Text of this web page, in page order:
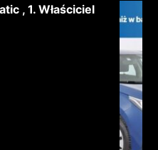
, 1. Właściciel